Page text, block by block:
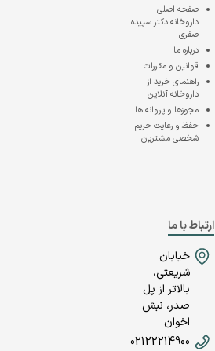
صفحه اصلی
داروخانه دکتر سپیده
صفری
درباره ما
قوانین و مقررات
راهنمای خرید از
داروخانه آنلاین
مجوزها و پروانه ها
حفظ و رعایت حریم
شخصی مشتریان
ارتباط با ما
خیابان
شریعتی،
بالاتر از پل
صدر، نبش
اخوان
02122214900